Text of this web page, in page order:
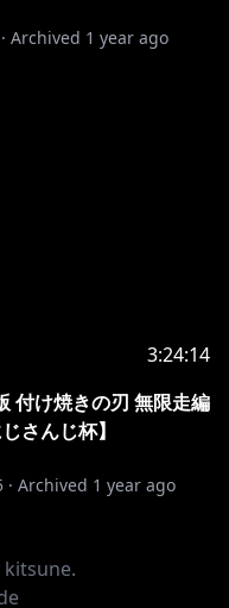
· Archived 1 year ago
3:24:14
付け焼きの刃 無限走編
さんじ杯】
· Archived 1 year ago
kitsune.